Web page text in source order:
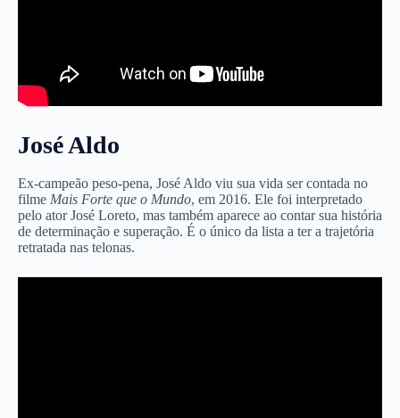
José Aldo
Ex-campeão peso-pena, José Aldo viu sua vida ser contada no
filme Mais Forte que o Mundo, em 2016. Ele foi interpretado
pelo ator José Loreto, mas também aparece ao contar sua história
de determinação e superação. É o único da lista a ter a trajetória
retratada nas telonas.